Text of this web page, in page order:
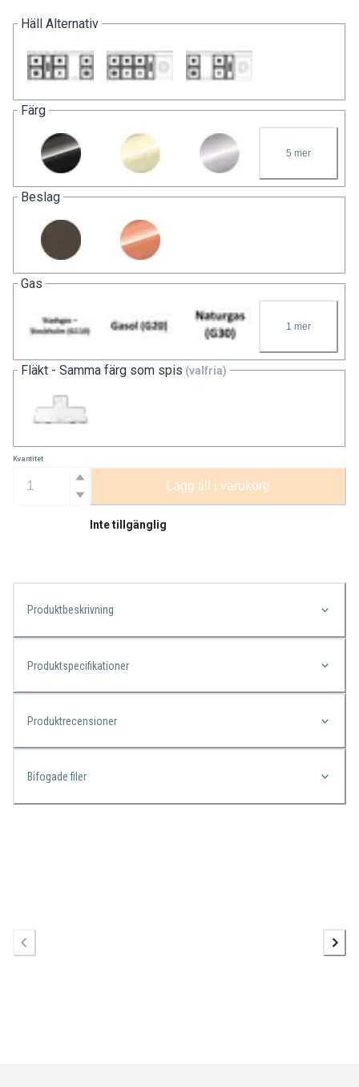
Häll Alternativ
Färg
5 mer
Beslag
Gas
1 mer
Fläkt - Samma färg som spis (valfria)
Kvantitet
Lägg till i varukorg
Inte tillgänglig
Produktbeskrivning
Produktspecifikationer
Produktrecensioner
Bifogade filer